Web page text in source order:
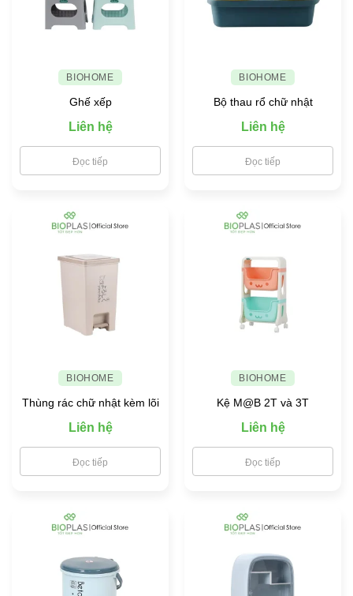
toàn
cho
BIOHOME
Ghế xếp
Liên hệ
Đọc tiếp
BIOHOME
Bộ thau rổ chữ nhật
Liên hệ
Đọc tiếp
BIOHOME
Thùng rác chữ nhật kèm lõi
Liên hệ
Đọc tiếp
BIOHOME
Kệ M@B 2T và 3T
Liên hệ
Đọc tiếp